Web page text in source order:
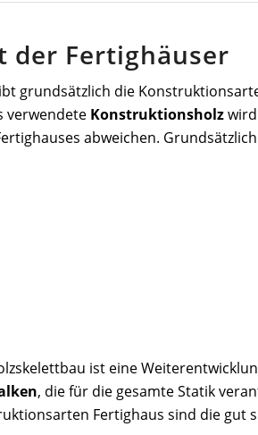
der Fertighäuser
grundsätzlich die
verwendete Konstruktionsholz
abweichen.
ist eine
, die für die gesamte Statik
Fertighaus sind die gut